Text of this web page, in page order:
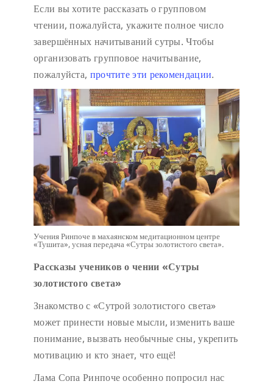
Если вы хотите рассказать о групповом
чтении, пожалуйста, укажите полное число
завершённых начитываний сутры. Чтобы
организовать групповое начитывание,
пожалуйста, прочтите эти рекомендации.
Учения Ринпоче в махаянском медитационном центре
«Тушита», усная передача «Сутры золотистого света».
Рассказы учеников о чении «Сутры
золотистого света»
Знакомство с «Сутрой золотистого света»
может принести новые мысли, изменить ваше
понимание, вызвать необычные сны, укрепить
мотивацию и кто знает, что ещё!
Лама Сопа Ринпоче особенно попросил нас